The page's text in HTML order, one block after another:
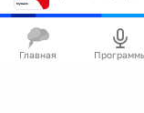
Главная